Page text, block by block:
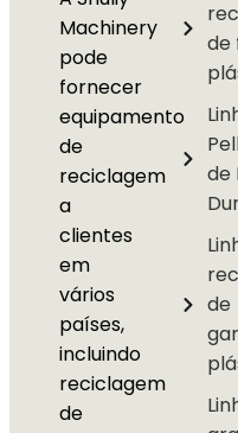
Machinery
pode
fornecer
equipamento
de
reciclagem
a
clientes
em
vários
países,
incluindo
reciclagem
de
de
de
de